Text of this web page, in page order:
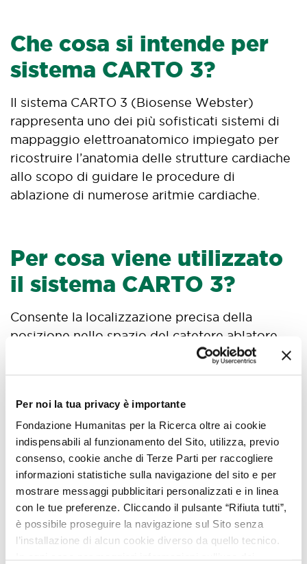
Per noi la tua privacy è importante
Fondazione Humanitas per la Ricerca oltre ai cookie
indispensabili al funzionamento del Sito, utilizza, previo
consenso, cookie anche di Terze Parti per raccogliere
informazioni statistiche sulla navigazione del sito e per
mostrare messaggi pubblicitari personalizzati e in linea
con le tue preferenze. Cliccando il pulsante “Rifiuta tutti”,
è possibile proseguire la navigazione sul Sito senza
l’installazione di alcun cookie diverso da quello tecnico.
Che cosa si intende per
sistema CARTO 3?
Il sistema CARTO 3 (Biosense Webster)
rappresenta uno dei più sofisticati sistemi di
mappaggio elettroanatomico impiegato per
ricostruire l’anatomia delle strutture cardiache
allo scopo di guidare le procedure di
ablazione di numerose aritmie cardiache.
Per cosa viene utilizzato
il sistema CARTO 3?
Consente la localizzazione precisa della
posizione nello spazio del catetere ablatore
grazie a tre campi magnetici inferenziali;
avvalendosi di un campo magnetico,
Attraverso questo sistema, tramite il contatto
del catetere ablatore con le pareti del cuore, è
possibile eseguire una ricostruzione anatomica
delle cavità del cuore stesso; inoltre, da ogni
punto viene acquisito un segnale elettrico. La
ricostruzione anatomica ed elettrica del cuore
consente l’identificazione molto precisa delle
aree che dovranno essere successivamente
trattate tramite ablazione con radiofrequenza.